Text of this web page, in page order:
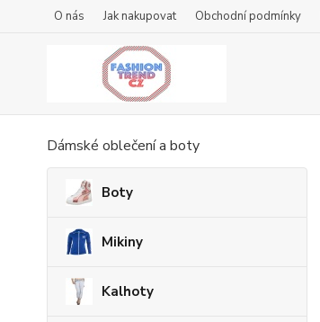
O nás Jak nakupovat Obchodní podmínky
Dámské oblečení a boty
Boty
Mikiny
Kalhoty